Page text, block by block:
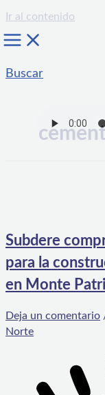
Ir al contenido
Buscar
Subdere
para la
en Monte
Deja un comentario
Norte